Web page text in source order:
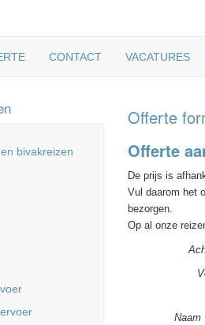
CONTACT VACATURES
bivakreizen
Offerte
Offerte
De prijs is
Vul daarom het
bezorgen.
Op al onze
Naam